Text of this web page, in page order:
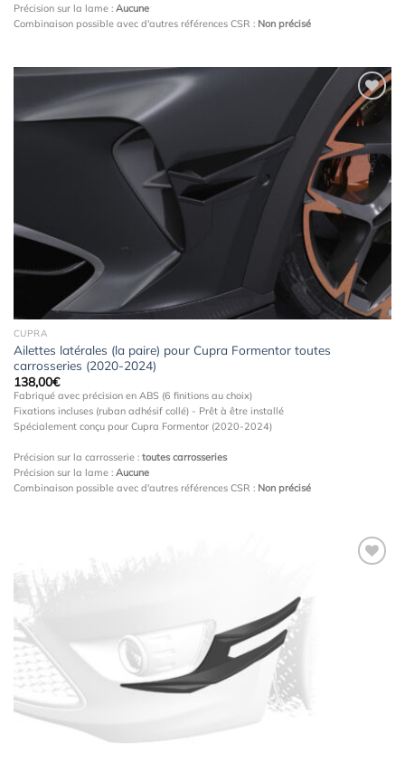
Précision sur la lame : Aucune
Combinaison possible avec d'autres références CSR : Non précisé
Ajouter
à la
wishlist
CUPRA
Ailettes latérales (la paire) pour Cupra Formentor toutes
carrosseries (2020-2024)
138,00€
Fabriqué avec précision en ABS (6 finitions au choix)
Fixations incluses (ruban adhésif collé) - Prêt à être installé
Spécialement conçu pour Cupra Formentor (2020-2024)
Précision sur la carrosserie : toutes carrosseries
Précision sur la lame : Aucune
Combinaison possible avec d'autres références CSR : Non précisé